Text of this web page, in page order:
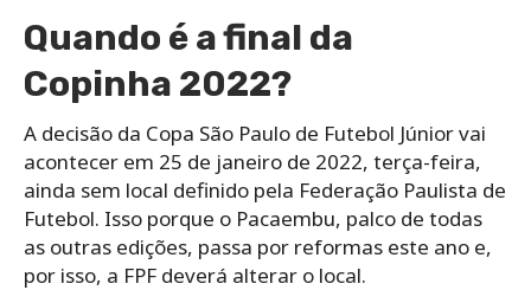
Quando é a final da
Copinha 2022?
A decisão da Copa São Paulo de Futebol Júnior vai
acontecer em 25 de janeiro de 2022, terça-feira,
ainda sem local definido pela Federação Paulista de
Futebol. Isso porque o Pacaembu, palco de todas
as outras edições, passa por reformas este ano e,
por isso, a FPF deverá alterar o local.